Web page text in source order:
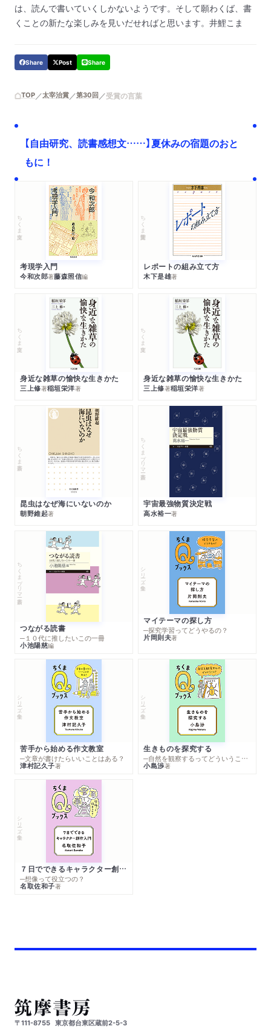
は、読んで書いていくしかないようです。そして願わくば、書
くことの新たな楽しみを見いだせればと思います。 井鯉こま
Share Post Share
TOP 太宰治賞 第30回 受賞の言葉
【自由研究、読書感想文……】夏休みの宿題のおと
もに！
ちくま文庫
考現学入門
今和次郎著藤森照信編
ちくま学芸文庫
レポートの組み立て方
木下是雄著
ちくま文庫
身近な雑草の愉快な生きかた
三上修著稲垣栄洋著
ちくま文庫
身近な雑草の愉快な生きかた
三上修著稲垣栄洋著
ちくま新書
昆虫はなぜ海にいないのか
朝野維起著
ちくまプリマー新書
宇宙最強物質決定戦
高水裕一著
ちくまプリマー新書
つながる読書
─１０代に推したいこの一冊
小池陽慈編
シリーズ・全集
マイテーマの探し方
─探究学習ってどうやるの？
片岡則夫著
シリーズ・全集
苦手から始める作文教室
─文章が書けたらいいことはある？
津村記久子著
シリーズ・全集
生きものを探究する
─自然を観察するってどういうこと？
小島渉著
シリーズ・全集
７日でできるキャラクター創作入門
─想像って役立つの？
名取佐和子著
〒111-8755 東京都台東区蔵前2-5-3